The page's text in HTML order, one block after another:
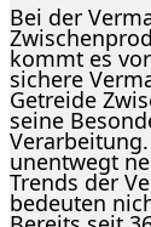
Bei der
kommt es
sichere
Getreide
seine
unentwegt
Trends der
bedeuten